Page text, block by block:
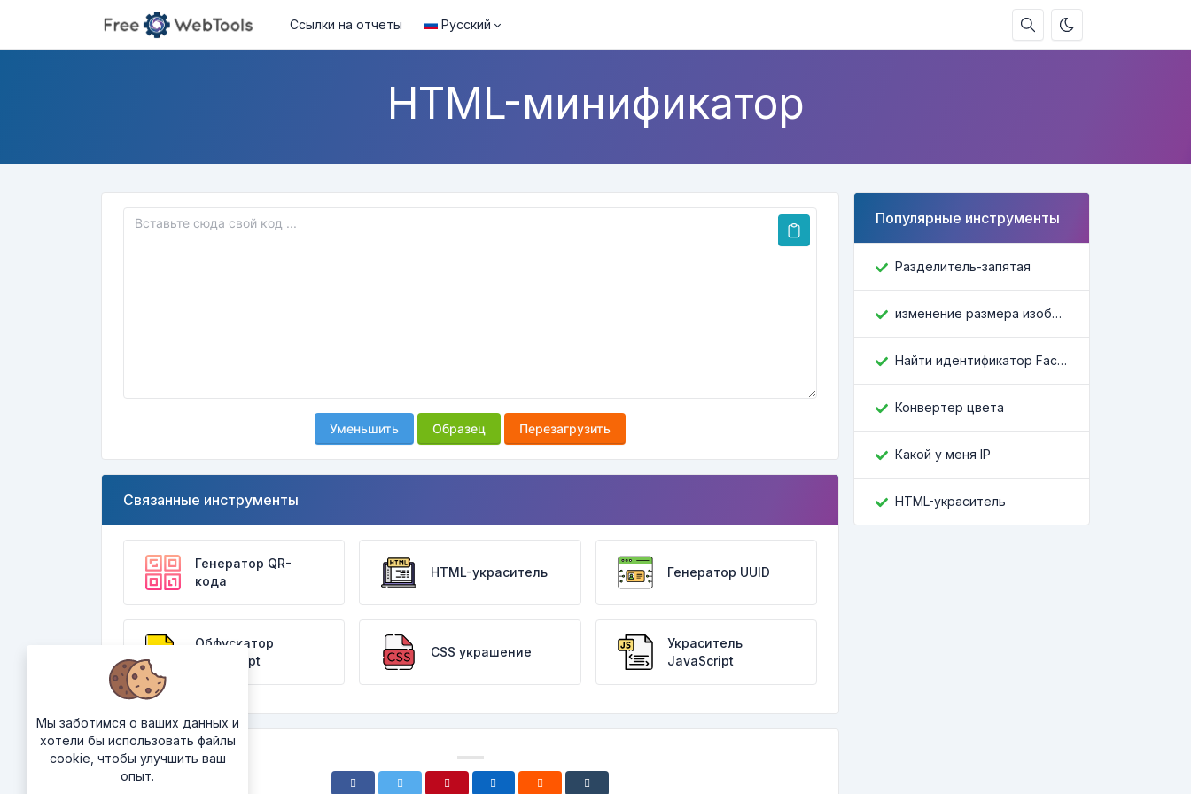
Ссылки на отчеты Русский
HTML-минификатор
Уменьшить Образец Перезагрузить
Связанные инструменты
Генератор QR-
кода
HTML-украситель Генератор UUID
Обфускатор
Javascript
CSS украшение
Украситель
JavaScript
Популярные инструменты
Разделитель-запятая
изменение размера изображения
Найти идентификатор Facebook
Конвертер цвета
Какой у меня IP
HTML-украситель
Мы заботимся о ваших данных и
хотели бы использовать файлы
cookie, чтобы улучшить ваш
опыт.